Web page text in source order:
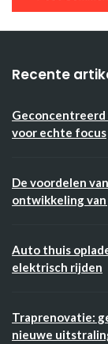
Recente
Geconcentreerd
voor echte focus
De voordelen
ontwikkeling van
Auto thuis
elektrisch rijden
Traprenovatie:
nieuwe